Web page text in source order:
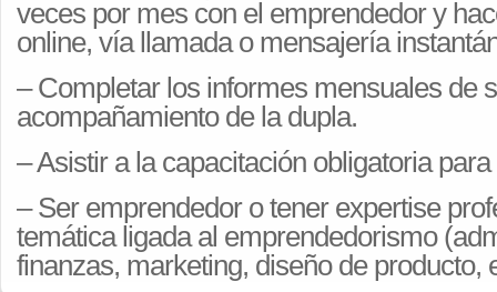
veces por mes con el emprendedor y
online, vía llamada o mensajería
– Completar los informes mensuales de
acompañamiento de la dupla.
– Asistir a la capacitación obligatoria
– Ser emprendedor o tener expertise
temática ligada al emprendedorismo
finanzas, marketing, diseño de producto,